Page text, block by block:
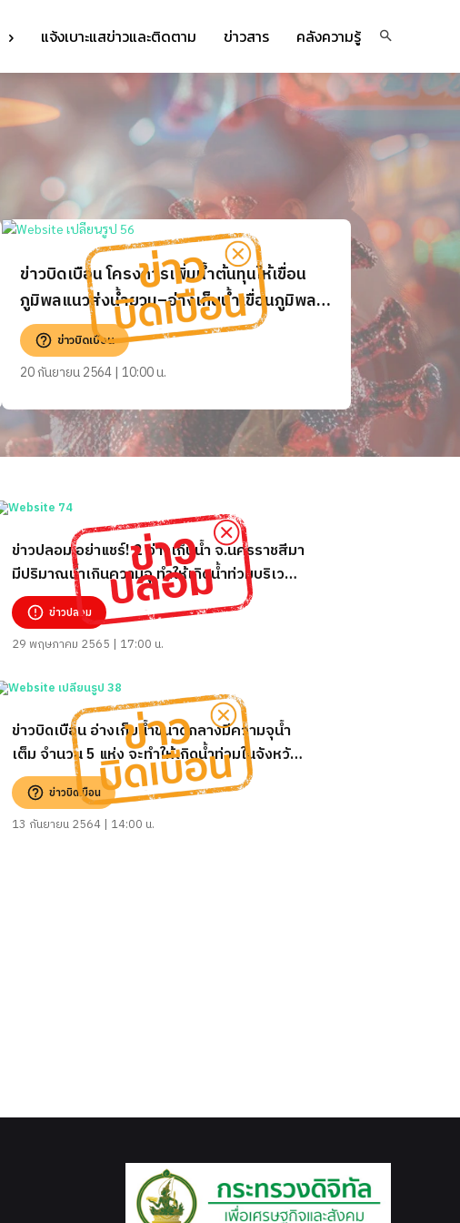
แจ้งเบาะแสข่าวและติดตาม ข่าวสาร คลังความรู้
ข่าวบิดเบือน โครงการเพิ่มน้ำต้นทุนให้เขื่อน
ภูมิพลแนวส่งน้ำยวม–อ่างเก็บน้ำเขื่อนภูมิพล
ใช้เวลาสร้าง 4 ปี งบอาจจะบานปลาย และได้
ประโยชน์ไม่คุ้มเสีย
ข่าวบิดเบือน
20 กันยายน 2564 | 10:00 น.
ข่าวปลอม อย่าแชร์! 2 อ่างเก็บน้ำ จ.นครราชสีมา
มีปริมาณน้ำเกินความจุ ทำให้เกิดน้ำท่วมบริเวณ
ริมตลิ่ง
ข่าวปลอม
29 พฤษภาคม 2565 | 17:00 น.
ข่าวบิดเบือน อ่างเก็บน้ำขนาดกลางมีความจุน้ำ
เต็ม จำนวน 5 แห่ง จะทำให้เกิดน้ำท่วมในจังหวัด
นครราชสีมา
ข่าวบิดเบือน
13 กันยายน 2564 | 14:00 น.